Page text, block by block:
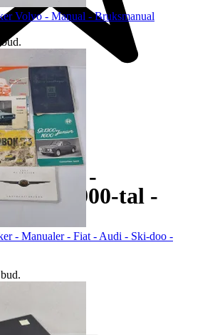
-
- 1900-tal -
Volvo - Manual - Bruksmanual
.
- Manualer - Fiat - Audi - Ski-doo -
.